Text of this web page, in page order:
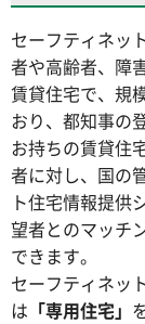
セーフティネッ
者や高齢者、障
賃貸住宅で、規
おり、都知事の
お持ちの賃貸住
者に対し、国の
ト住宅情報提供
望者とのマッチ
できます。
セーフティネッ
は 「専用住宅」